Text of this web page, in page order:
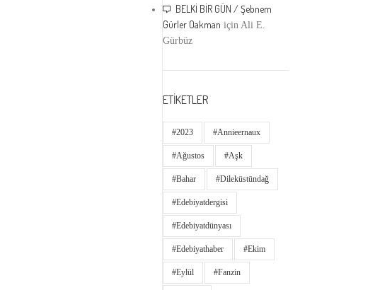
BELKİ BİR GÜN / Şebnem
Gürler Oakman içinAli E.
Gürbüz
ETİKETLER
#2023 #annieernaux
#ağustos #aşk
#bahar #dileküstündağ
#edebiyatdergisi
#edebiyatdünyası
#edebiyathaber #ekim
#eylül #fanzin